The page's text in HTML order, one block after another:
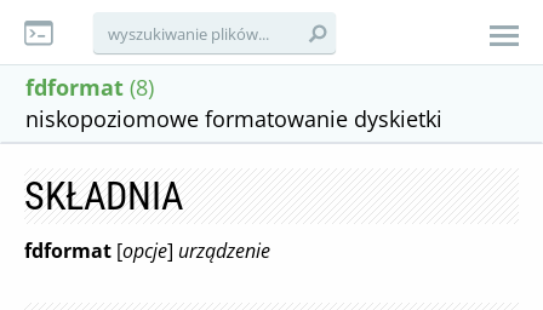
fdformat (8)
niskopoziomowe formatowanie dyskietki
SKŁADNIA
fdformat [opcje] urządzenie